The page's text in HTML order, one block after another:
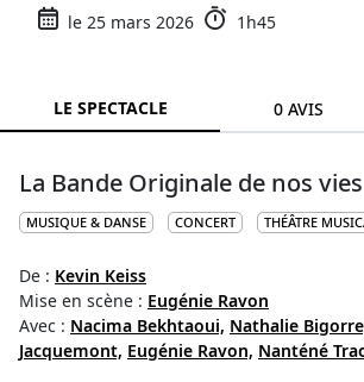
le 25 mars 2026 1h45
LE SPECTACLE 0 AVIS
La Bande Originale de nos vies
MUSIQUE & DANSE CONCERT THÉÂTRE
De : Kevin Keiss
Mise en scène : Eugénie Ravon
Avec : Nacima Bekhtaoui, Nathalie
Jacquemont, Eugénie Ravon, Nanténé